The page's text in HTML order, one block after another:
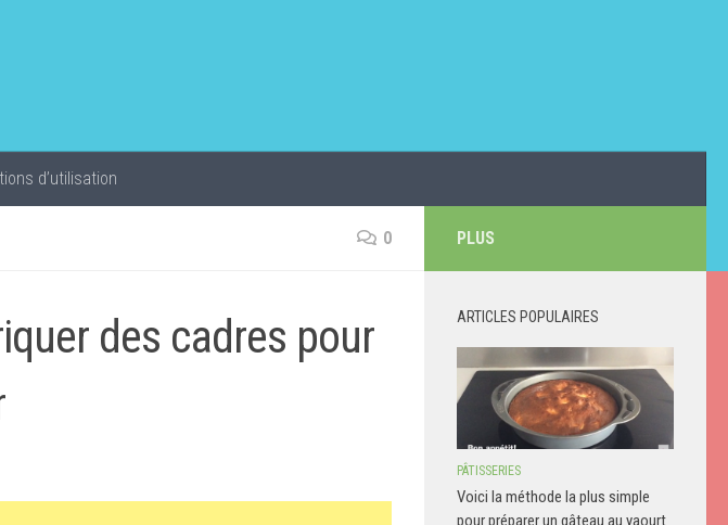
d’utilisation
0
des cadres pour
PLUS
ARTICLES POPULAIRES
PÂTISSERIES
Voici la méthode la plus simple
pour préparer un gâteau au yaourt